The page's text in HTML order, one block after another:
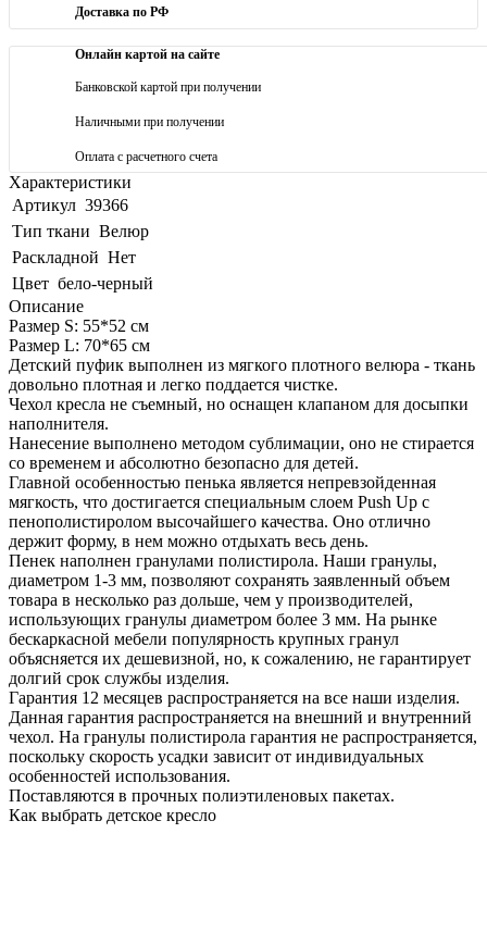
Доставка по РФ
Онлайн картой на сайте
Банковской картой при получении
Наличными при получении
Оплата с расчетного счета
Характеристики
Артикул 39366
Тип ткани Велюр
Раскладной Нет
Цвет бело-черный
Описание
Размер S: 55*52 см
Размер L: 70*65 см
Детский пуфик выполнен из мягкого плотного велюра - ткань
довольно плотная и легко поддается чистке.
Чехол кресла не съемный, но оснащен клапаном для досыпки
наполнителя.
Нанесение выполнено методом сублимации, оно не стирается
со временем и абсолютно безопасно для детей.
Главной особенностью пенька является непревзойденная
мягкость, что достигается специальным слоем Push Up с
пенополистиролом высочайшего качества. Оно отлично
держит форму, в нем можно отдыхать весь день.
Пенек наполнен гранулами полистирола. Наши гранулы,
диаметром 1-3 мм, позволяют сохранять заявленный объем
товара в несколько раз дольше, чем у производителей,
использующих гранулы диаметром более 3 мм. На рынке
бескаркасной мебели популярность крупных гранул
объясняется их дешевизной, но, к сожалению, не гарантирует
долгий срок службы изделия.
Гарантия 12 месяцев распространяется на все наши изделия.
Данная гарантия распространяется на внешний и внутренний
чехол. На гранулы полистирола гарантия не распространяется,
поскольку скорость усадки зависит от индивидуальных
особенностей использования.
Поставляются в прочных полиэтиленовых пакетах.
Как выбрать детское кресло